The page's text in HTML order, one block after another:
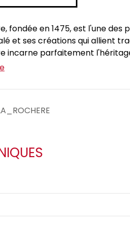
fondée en 1475, est l'une
et ses créations qui allient
incarne parfaitement